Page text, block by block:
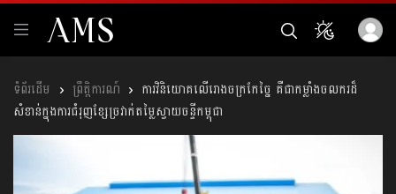
ព្រឹត្តិការណ៍
ការវិនិយោគលើរោងចក្រកែច្នៃ គឺជាកម្លាំងចលករដ៏
សំខាន់ក្នុងការជំរុញខ្សែច្រវាក់តម្លៃស្វាយចន្ទីកម្ពុជា